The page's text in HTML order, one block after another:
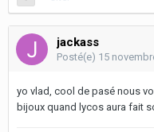
jackass
Posté(e) 15
yo vlad, cool de pasé nous
bijoux quand lycos aura fait